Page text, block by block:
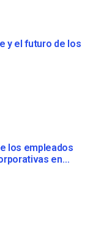
y el futuro de los
los empleados
en